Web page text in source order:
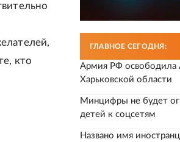
кто
ГЛАВНОЕ СЕГОДНЯ:
Армия РФ освободила
Харьковской области
Минцифры не будет
детей к соцсетям
Названо имя